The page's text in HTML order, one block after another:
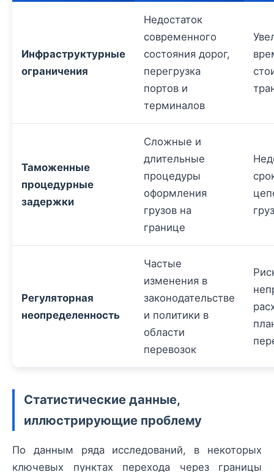
Инфраструктурные
ограничения
Недостаток
современного
состояния дорог,
перегрузка
портов и
терминалов
Таможенные
процедурные
задержки
Сложные и
длительные
процедуры
оформления
грузов на
границе
Регуляторная
неопределенность
Частые
изменения в
законодательстве
и политики в
области
перевозок
Статистические данные,
иллюстрирующие проблему
По данным ряда исследований, в некоторых
ключевых пунктах перехода через границы